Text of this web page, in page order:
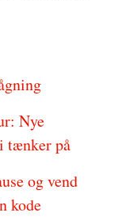
Nye
tænker på
og vend
kode